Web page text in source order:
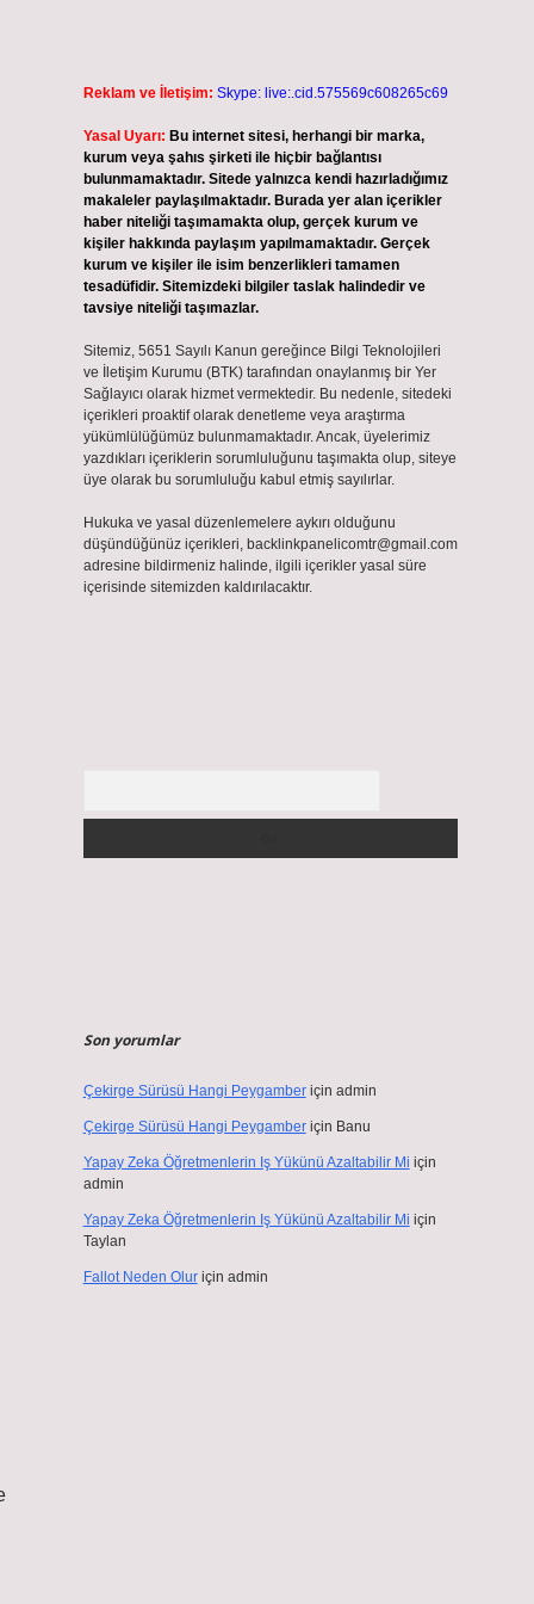
Reklam ve İletişim: Skype: live:.cid.575569c608265c69
Yasal Uyarı: Bu internet sitesi, herhangi bir marka,
kurum veya şahıs şirketi ile hiçbir bağlantısı
bulunmamaktadır. Sitede yalnızca kendi hazırladığımız
makaleler paylaşılmaktadır. Burada yer alan içerikler
haber niteliği taşımamakta olup, gerçek kurum ve
kişiler hakkında paylaşım yapılmamaktadır. Gerçek
kurum ve kişiler ile isim benzerlikleri tamamen
tesadüfidir. Sitemizdeki bilgiler taslak halindedir ve
tavsiye niteliği taşımazlar.
Sitemiz, 5651 Sayılı Kanun gereğince Bilgi Teknolojileri
ve İletişim Kurumu (BTK) tarafından onaylanmış bir Yer
Sağlayıcı olarak hizmet vermektedir. Bu nedenle, sitedeki
içerikleri proaktif olarak denetleme veya araştırma
yükümlülüğümüz bulunmamaktadır. Ancak, üyelerimiz
yazdıkları içeriklerin sorumluluğunu taşımakta olup, siteye
üye olarak bu sorumluluğu kabul etmiş sayılırlar.
Hukuka ve yasal düzenlemelere aykırı olduğunu
düşündüğünüz içerikleri, backlinkpanelicomtr@gmail.com
adresine bildirmeniz halinde, ilgili içerikler yasal süre
içerisinde sitemizden kaldırılacaktır.
Son yorumlar
Çekirge Sürüsü Hangi Peygamberiçin admin
Çekirge Sürüsü Hangi Peygamberiçin Banu
Yapay Zeka Öğretmenlerin Iş Yükünü Azaltabilir Mi için
admin
Yapay Zeka Öğretmenlerin Iş Yükünü Azaltabilir Mi için
Taylan
Fallot Neden Oluriçin admin